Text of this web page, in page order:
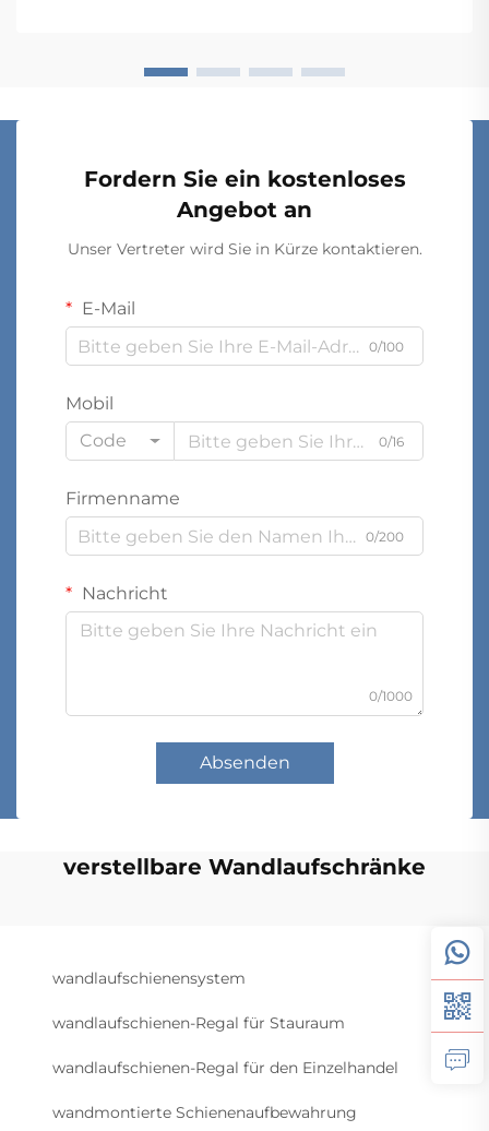
Fordern Sie ein kostenloses
Angebot an
Unser Vertreter wird Sie in Kürze kontaktieren.
E-Mail
0/100
Mobil
Code
0/16
Firmenname
0/200
Nachricht
0/1000
Absenden
verstellbare Wandlaufschränke
wandlaufschienensystem
wandlaufschienen-Regal für Stauraum
wandlaufschienen-Regal für den Einzelhandel
wandmontierte Schienenaufbewahrung